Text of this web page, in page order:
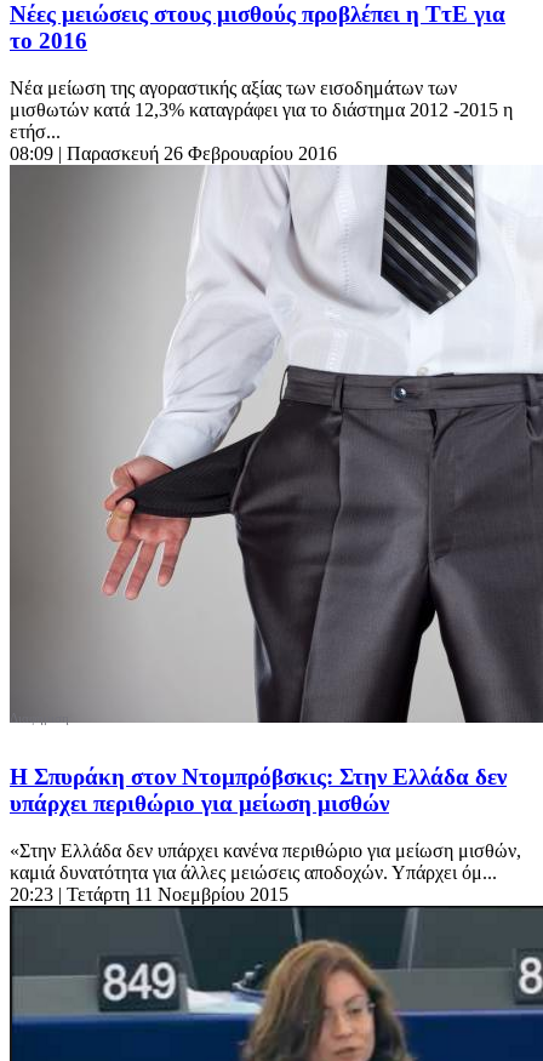
Νέες μειώσεις στους μισθούς προβλέπει η ΤτΕ για
το 2016
Νέα μείωση της αγοραστικής αξίας των εισοδημάτων των
μισθωτών κατά 12,3% καταγράφει για το διάστημα 2012 -2015 η
ετήσ...
08:09 | Παρασκευή 26 Φεβρουαρίου 2016
Η Σπυράκη στον Ντομπρόβσκις: Στην Ελλάδα δεν
υπάρχει περιθώριο για μείωση μισθών
«Στην Ελλάδα δεν υπάρχει κανένα περιθώριο για μείωση μισθών,
καμιά δυνατότητα για άλλες μειώσεις αποδοχών. Υπάρχει όμ...
20:23 | Τετάρτη 11 Νοεμβρίου 2015